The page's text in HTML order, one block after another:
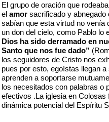
El grupo de oración que
el amor sacrificado y abnegado
sabían que esta virtud no venía
un don del cielo, como Pablo lo
Dios ha sido derramado en
Santo que nos fue dado”
los seguidores de Cristo nos
pues por esto, egoístas llegan
aprenden a soportarse
los necesitados con palabras o
efectivos .La iglesia en
dinámica potencial del Espíritu